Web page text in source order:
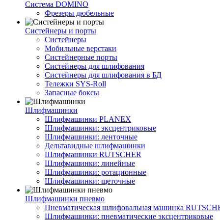
Система DOMINO
Фрезеры дюбельные
Систейнеры и порты
Систейнеры
Мобильные верстаки
Систейнерные порты
Систейнеры для шлифования
Систейнеры для шлифования в БД
Тележки SYS-Roll
Запасные боксы
Шлифмашинки
Шлифмашинки PLANEX
Шлифмашинки: эксцентриковые
Шлифмашинки: ленточные
Дельтавидные шлифмашинки
Шлифмашинки RUTSCHER
Шлифмашинки: линейные
Шлифмашинки: ротационные
Шлифмашинки: щеточные
Шлифмашинки пневмо
Пневматическая шлифовальная машинка
Шлифмашинки: пневматические эксцентриковые